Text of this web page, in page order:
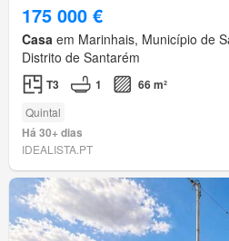
175 000 €
Casa em Marinhais, Município de
Distrito de Santarém
T3 1 66 m²
Quintal
Há 30+ dias
IDEALISTA.PT